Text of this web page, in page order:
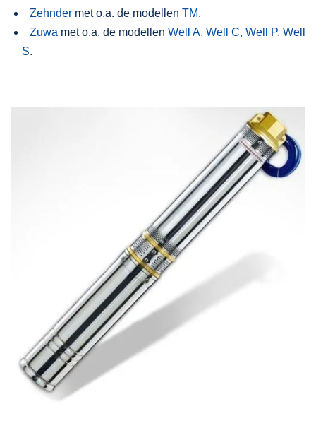
Zehndermet o.a. de modellen TM.
Zuwa met o.a. de modellen Well A, Well C, Well P, Well
S.